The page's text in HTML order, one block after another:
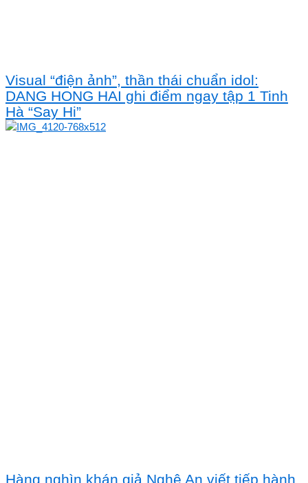
Visual “điện ảnh”, thần thái chuẩn idol:
DANG HONG HAI ghi điểm ngay tập 1 Tinh
Hà “Say Hi”
Hàng nghìn khán giả Nghệ An viết tiếp hành